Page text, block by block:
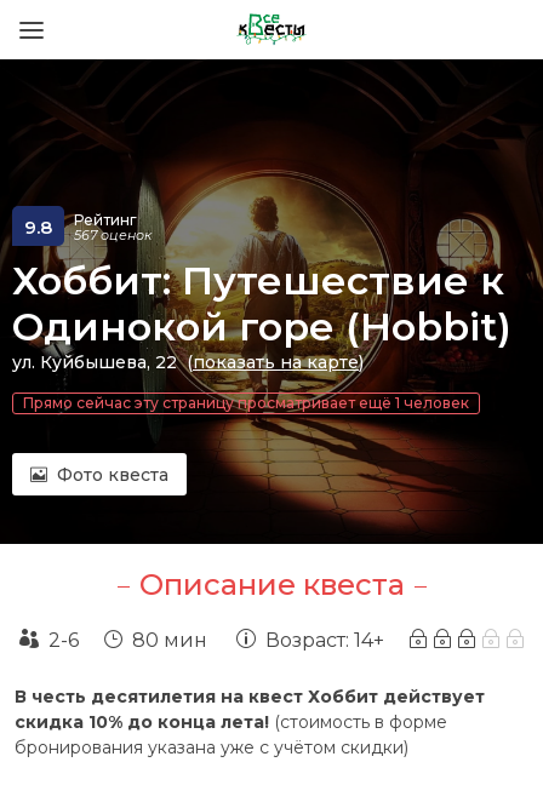
9.8 Рейтинг
567 оценок
Хоббит: Путешествие к
Одинокой горе (Hobbit)
ул. Куйбышева, 22 (показать на карте)
Прямо сейчас эту страницу просматривает ещё 1 человек
Фото квеста
Описание квеста
2-6 80 мин Возраст: 14+
В честь десятилетия на квест Хоббит действует
скидка 10% до конца лета! (стоимость в форме
бронирования указана уже с учётом скидки)